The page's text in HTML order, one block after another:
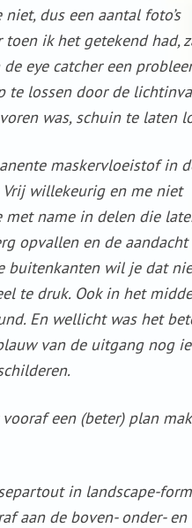
dus een aantal foto’s
toen ik het getekend had,
eye catcher een
te lossen door de
was, schuin te laten
maskervloeistof in
Vrij willekeurig en me niet
met name in delen die
opvallen en de aandacht
buitenkanten wil je dat
te druk. Ook in het
En wellicht was het
van de uitgang nog
een (beter) plan
in landscape-
aan de boven- onder- en